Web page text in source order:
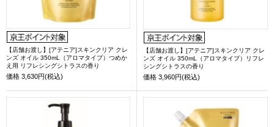
【店舗お渡し】[アテニア]スキンクリア クレ
ンズ オイル 350mL（アロマタイプ）つめか
え用 リフレシングシトラスの香り
価格 3,630円(税込)
【店舗お渡し】[アテニア]スキンクリア クレ
ンズ オイル 350mL（アロマタイプ）リフレ
シングシトラスの香り
価格 3,960円(税込)